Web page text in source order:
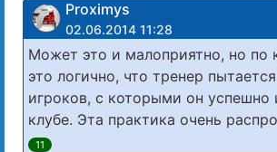
Proximys
02.06.2014 11:28
Может это и малоприятно, но по
это логично, что тренер
игроков, с которыми он успешно
клубе. Эта практика очень
11